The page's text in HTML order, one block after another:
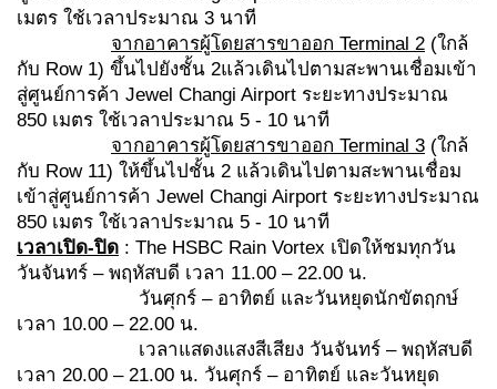
เมตร ใช้เวลาประมาณ 3 นาที
จากอาคารผู้โดยสารขาออก Terminal 2 (ใกล้
กับ Row 1) ขึ้นไปยังชั้น 2แล้วเดินไปตามสะพานเชื่อมเข้า
สู่ศูนย์การค้า Jewel Changi Airport ระยะทางประมาณ
850 เมตร ใช้เวลาประมาณ 5 - 10 นาที
จากอาคารผู้โดยสารขาออก Terminal 3 (ใกล้
กับ Row 11) ให้ขึ้นไปชั้น 2 แล้วเดินไปตามสะพานเชื่อม
เข้าสู่ศูนย์การค้า Jewel Changi Airport ระยะทางประมาณ
850 เมตร ใช้เวลาประมาณ 5 - 10 นาที
เวลาเปิด-ปิด : The HSBC Rain Vortex เปิดให้ชมทุกวัน
วันจันทร์ – พฤหัสบดี เวลา 11.00 – 22.00 น.
วันศุกร์ – อาทิตย์ และวันหยุดนักขัตฤกษ์
เวลา 10.00 – 22.00 น.
เวลาแสดงแสงสีเสียง วันจันทร์ – พฤหัสบดี
เวลา 20.00 – 21.00 น. วันศุกร์ – อาทิตย์ และวันหยุด